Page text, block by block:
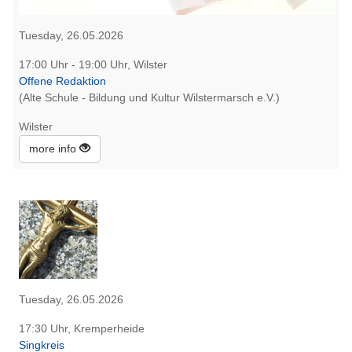
Tuesday, 26.05.2026
17:00 Uhr - 19:00 Uhr, Wilster
Offene Redaktion
(Alte Schule - Bildung und Kultur Wilstermarsch e.V.)
Wilster
more info
Tuesday, 26.05.2026
17:30 Uhr, Kremperheide
Singkreis